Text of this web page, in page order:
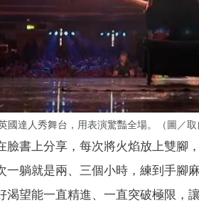
國達人秀舞台，用表演驚豔全場。（圖／取
臉書上分享，每次將火焰放上雙腳
一躺就是兩、三個小時，練到手腳
渴望能一直精進、一直突破極限，